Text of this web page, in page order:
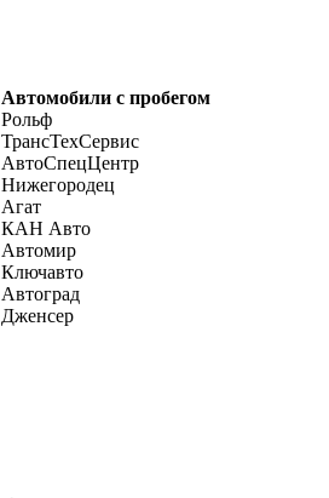
Автомобили с пробегом
Рольф
ТрансТехСервис
АвтоСпецЦентр
Нижегородец
Агат
КАН Авто
Автомир
Ключавто
Автоград
Дженсер